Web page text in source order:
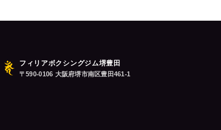
フィリアボクシングジム堺豊田
〒590-0106 大阪府堺市南区豊田461-1